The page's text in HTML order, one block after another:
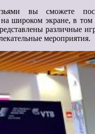
вы сможете
широком экране, в
различные
мероприятия.